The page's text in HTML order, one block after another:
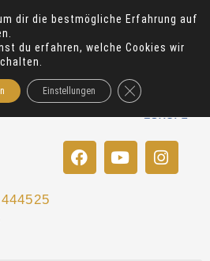
F
a
Y
o
I
n
dir die bestmögliche Erfahrung auf
du erfahren, welche Cookies wir
Einstellungen GDPR Cookie-